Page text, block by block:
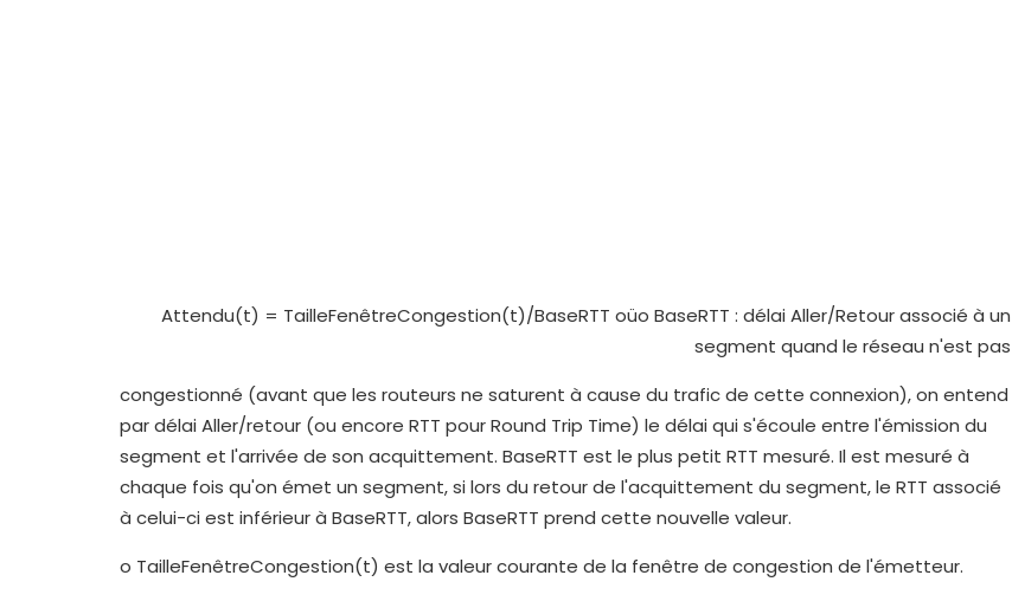
Attendu(t) = TailleFenêtreCongestion(t)/BaseRTT oüo BaseRTT : délai Aller/Retour associé à un
segment quand le réseau n'est pas
congestionné (avant que les routeurs ne saturent à cause du trafic de cette connexion), on entend
par délai Aller/retour (ou encore RTT pour Round Trip Time) le délai qui s'écoule entre l'émission du
segment et l'arrivée de son acquittement. BaseRTT est le plus petit RTT mesuré. Il est mesuré à
chaque fois qu'on émet un segment, si lors du retour de l'acquittement du segment, le RTT associé
à celui-ci est inférieur à BaseRTT, alors BaseRTT prend cette nouvelle valeur.
o TailleFenêtreCongestion(t) est la valeur courante de la fenêtre de congestion de l'émetteur.